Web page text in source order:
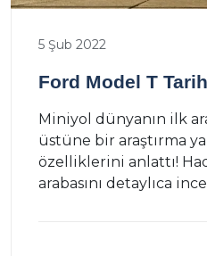
5 Şub 2022
Ford Model T
Miniyol dünyanın ilk
üstüne bir araştırma
özelliklerini anlattı!
arabasını detaylıca